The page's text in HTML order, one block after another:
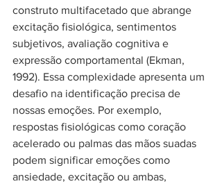
construto multifacetado que abrange
excitação fisiológica, sentimentos
subjetivos, avaliação cognitiva e
expressão comportamental (Ekman,
1992). Essa complexidade apresenta um
desafio na identificação precisa de
nossas emoções. Por exemplo,
respostas fisiológicas como coração
acelerado ou palmas das mãos suadas
podem significar emoções como
ansiedade, excitação ou ambas,